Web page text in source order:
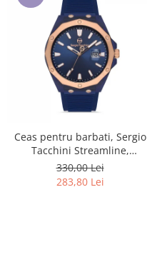
Ceas pentru barbati, Sergio
Tacchini Streamline,
ST.1.10197.4
330,00 Lei
283,80 Lei